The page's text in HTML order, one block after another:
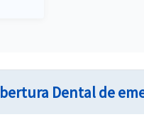
incluidos en
Dental de